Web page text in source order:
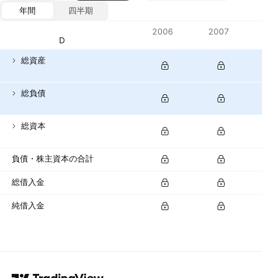
年間
四半期
通貨: AUD
2006 2007
総資産
総負債
総資本
負債・株主資本の合計
総借入金
純借入金